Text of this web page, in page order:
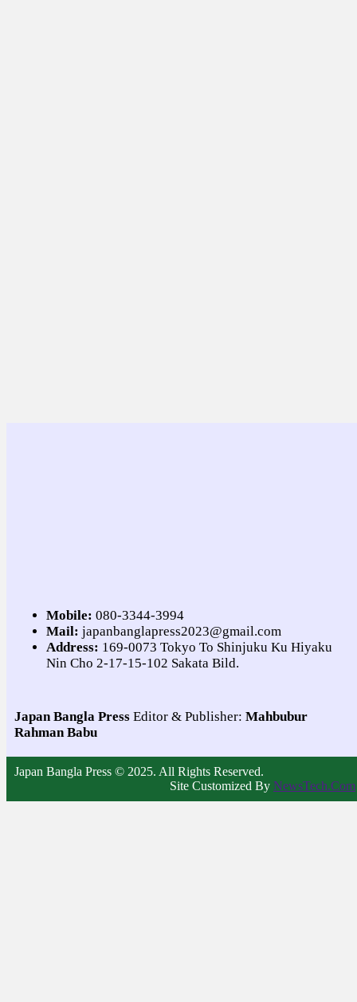
Mobile: 080-3344-3994
Mail: japanbanglapress2023@gmail.com
Address: 169-0073 Tokyo To Shinjuku Ku Hiyaku
Nin Cho 2-17-15-102 Sakata Bild.
Japan Bangla Press Editor & Publisher: Mahbubur
Rahman Babu
Japan Bangla Press © 2025. All Rights Reserved.
Site Customized By NewsTech.Com